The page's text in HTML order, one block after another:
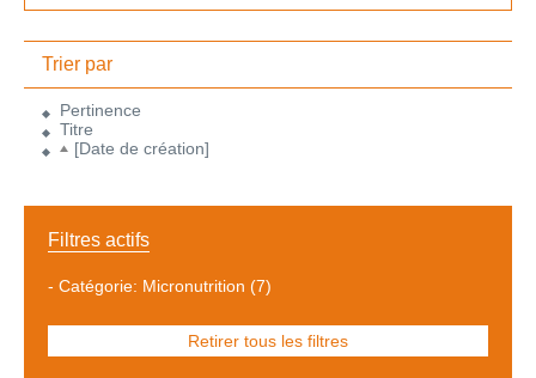
Trier par
Pertinence
Titre
[Date de création]
Filtres actifs
- Catégorie: Micronutrition (7)
Retirer tous les filtres